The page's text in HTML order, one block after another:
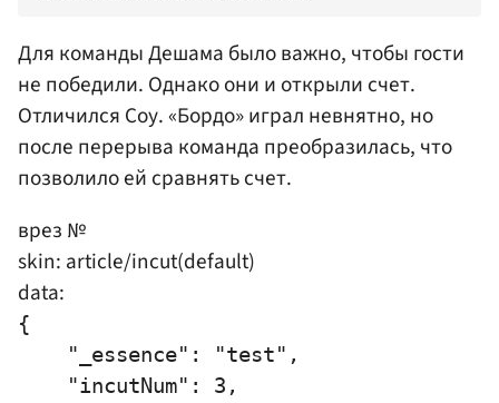
Для команды Дешама было важно, чтобы гости
не победили. Однако они и открыли счет.
Отличился Соу. «Бордо» играл невнятно, но
после перерыва команда преобразилась, что
позволило ей сравнять счет.
врез №
skin: article/incut(default)
data:
{
    "_essence": "test",
    "incutNum": 3,